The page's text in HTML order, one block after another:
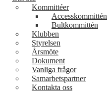
Kommittéer
Accesskommittén
Bultkommittén
Klubben
Styrelsen
Årsmöte
Dokument
Vanliga frågor
Samarbetspartner
Kontakta oss